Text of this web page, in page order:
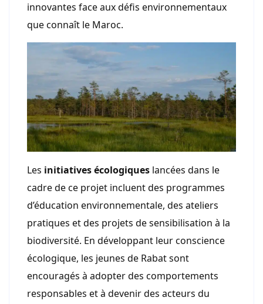
innovantes face aux défis environnementaux
que connaît le Maroc.
Les initiatives écologiques lancées dans le
cadre de ce projet incluent des programmes
d’éducation environnementale, des ateliers
pratiques et des projets de sensibilisation à la
biodiversité. En développant leur conscience
écologique, les jeunes de Rabat sont
encouragés à adopter des comportements
responsables et à devenir des acteurs du